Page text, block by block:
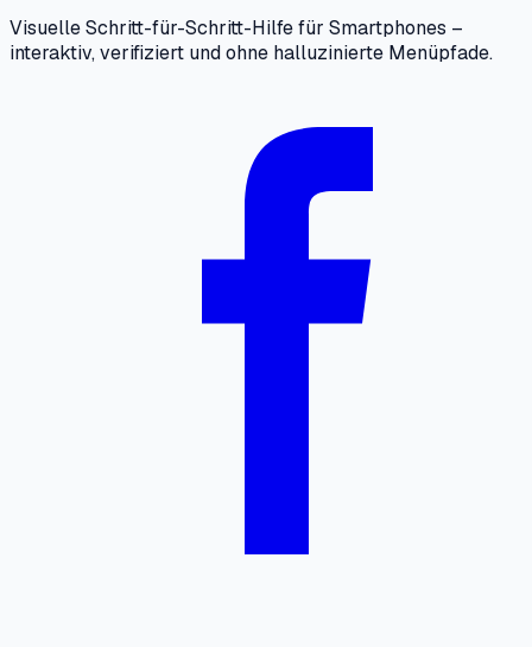
Visuelle Schritt-für-Schritt-Hilfe für Smartphones –
interaktiv, verifiziert und ohne halluzinierte Menüpfade.